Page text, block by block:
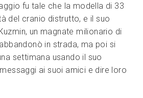
fu tale che la modella di 33
del cranio distrutto, e il suo
un magnate milionario di
in strada, ma poi si
settimana usando il suo
ai suoi amici e dire loro